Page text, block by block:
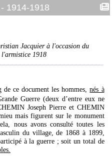
1914-1918
Jacquier à l'occasion du
l'armistice 1918
de ce document les hommes,nés à
Guerre (deux d’entre eux ne
Joseph Pierre et CHEMIN
mais figurent sur le monument
nous avons consulté toutes les
du village, de 1868 à 1899,
à la guerre ; soit un total de